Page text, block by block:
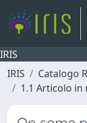
IRIS
IRIS
Catalogo
1.1 Articolo in